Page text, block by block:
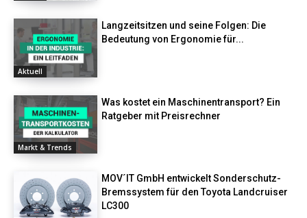
Aktuell
Langzeitsitzen und seine Folgen: Die
Bedeutung von Ergonomie für...
Markt & Trends
Was kostet ein Maschinentransport? Ein
Ratgeber mit Preisrechner
MOV´IT GmbH entwickelt Sonderschutz-
Bremssystem für den Toyota Landcruiser
LC300